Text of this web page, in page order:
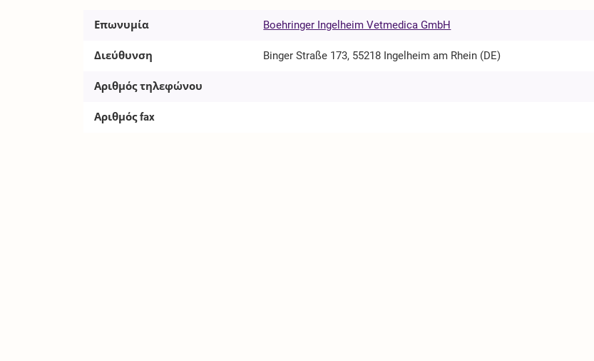
Επωνυμία Boehringer Ingelheim Vetmedica GmbH
Διεύθυνση Binger Straße 173, 55218 Ingelheim am Rhein (DE)
Αριθμός τηλεφώνου
Αριθμός fax